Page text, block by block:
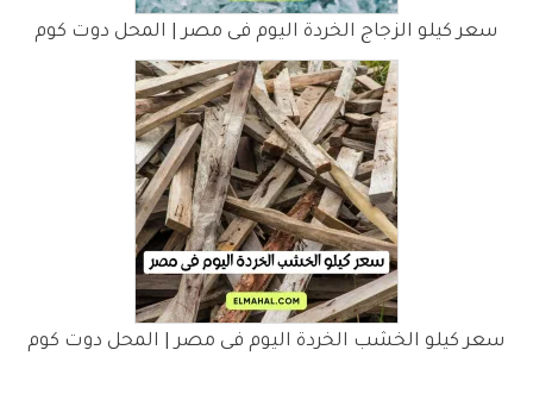
سعر كيلو الزجاج الخردة اليوم فى مصر | المحل دوت كوم
سعر كيلو الخشب الخردة اليوم فى مصر | المحل دوت كوم